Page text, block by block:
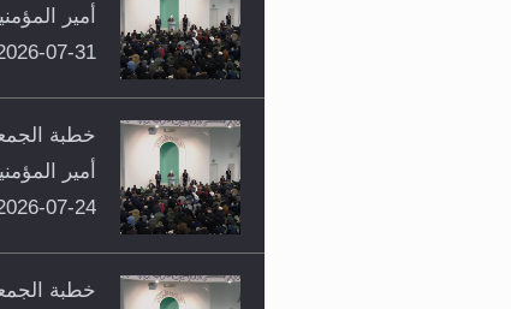
أمير
31-07-2026
خطبة
أمير
24-07-2026
خطبة